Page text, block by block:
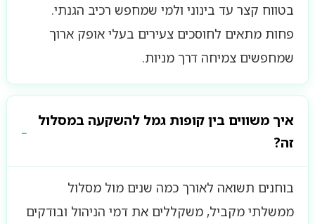
בטווח קצר עד בינוני ולמי שמחפש רכיב הגנתי.
פחות מתאים לחוסכים צעירים בעלי אופק ארוך
שמחפשים צמיחה דרך מניות.
איך משווים בין קופות גמל להשקעה במסלול
זה?
בוחנים תשואה לאורך כמה שנים מול מסלול
ממשלתי מקביל, משקללים את דמי הניהול ובודקים